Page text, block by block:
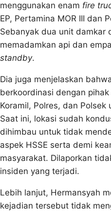
menggunakan enam fire
EP, Pertamina MOR III dan
Sebanyak dua unit damkar
memadamkan api dan
standby.
Dia juga menjelaskan
berkoordinasi dengan
Koramil, Polres, dan
Saat ini, lokasi sudah
dihimbau untuk tidak
aspek HSSE serta demi
masyarakat. Dilaporkan
insiden yang terjadi.
Lebih lanjut, Hermansyah
kejadian tersebut tidak